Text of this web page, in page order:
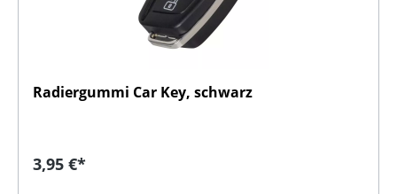
Radiergummi Car Key, schwarz
Regulärer Preis:
3,95 €*